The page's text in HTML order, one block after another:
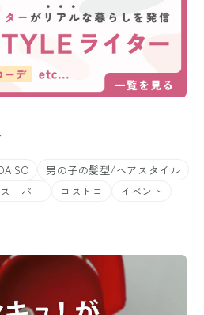
男の子の髪型/ヘアスタイル
ーパー コストコ
イベント